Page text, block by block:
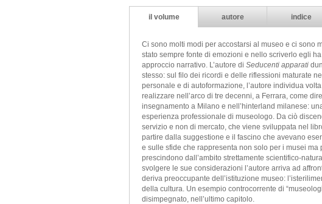
il volume autore indice
Ci sono molti modi per accostarsi al museo e ci sono
stato sempre fonte di emozioni e nello scriverlo egli
approccio narrativo. L’autore di Seducenti apparati
stesso: sul filo dei ricordi e delle riflessioni maturate
personale e di autoformazione, l’autore individua
realizzare nell’arco di tre decenni, a Ferrara, come
insegnamento a Milano e nell’hinterland milanese:
esperienza professionale di museologo. Da ciò
servizio e non di mercato, che viene sviluppata nel
partire dalla suggestione e il fascino che avevano
e sulle sfide che rappresenta non solo per i musei
prescindono dall’ambito strettamente scientifico-
svolgere le sue considerazioni l’autore arriva ad
deriva preoccupante dell’istituzione museo:
della cultura. Un esempio controcorrente di
disimpegnato, nell’ultimo capitolo.